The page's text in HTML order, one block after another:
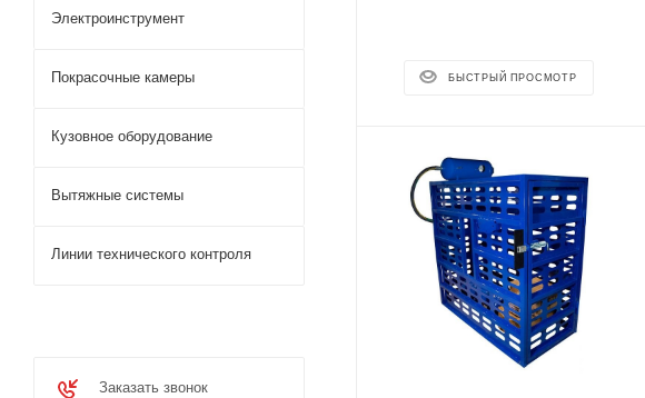
БЫСТРЫЙ ПРОСМОТР
Электроинструмент
Покрасочные камеры
Кузовное оборудование
Вытяжные системы
Линии технического контроля
Заказать звонок